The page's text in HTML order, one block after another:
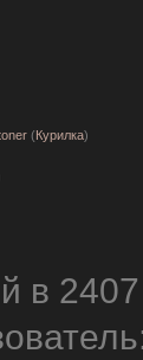
(Курилка)
в